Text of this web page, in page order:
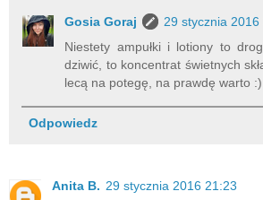
Gosia Goraj
29 stycznia 2016
Niestety ampułki i lotiony to
dziwić, to koncentrat świetnych
lecą na potegę, na prawdę warto :)
Odpowiedz
Anita B. 29 stycznia 2016 21:23